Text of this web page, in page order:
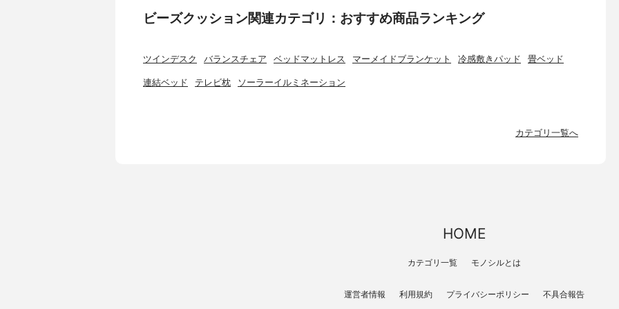
ビーズクッション関連カテゴリ：おすすめ商品ランキング
ツインデスク バランスチェア ベッドマットレス マーメイドブランケット 冷感敷きパッド 畳ベッド
連結ベッド テレビ枕 ソーラーイルミネーション
カテゴリ一覧へ
HOME
カテゴリ一覧 モノシルとは
運営者情報 利用規約 プライバシーポリシー 不具合報告